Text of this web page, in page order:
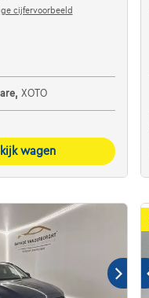
cijfervoorbeeld
XOTO
wagen